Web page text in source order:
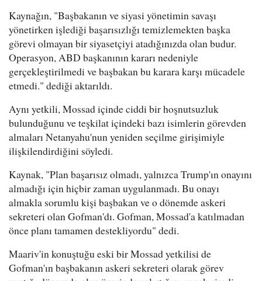
Kaynağın, "Başbakanın ve siyasi yönetimin savaşı
yönetirken işlediği başarısızlığı temizlemekten başka
görevi olmayan bir siyasetçiyi atadığınızda olan budur.
Operasyon, ABD başkanının kararı nedeniyle
gerçekleştirilmedi ve başbakan bu karara karşı mücadele
etmedi." dediği aktarıldı.
Aynı yetkili, Mossad içinde ciddi bir hoşnutsuzluk
bulunduğunu ve teşkilat içindeki bazı isimlerin görevden
almaları Netanyahu'nun yeniden seçilme girişimiyle
ilişkilendirdiğini söyledi.
Kaynak, "Plan başarısız olmadı, yalnızca Trump'ın onayını
almadığı için hiçbir zaman uygulanmadı. Bu onayı
almakla sorumlu kişi başbakan ve o dönemde askeri
sekreteri olan Gofman'dı. Gofman, Mossad'a katılmadan
önce planı tamamen destekliyordu" dedi.
Maariv'in konuştuğu eski bir Mossad yetkilisi de
Gofman'ın başbakanın askeri sekreteri olarak görev